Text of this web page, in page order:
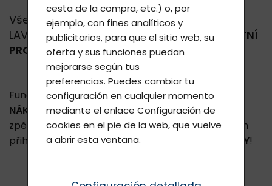
Všem REGISTROVANÝM OSOBÁM
LAVYcosmetics.com,je aktivován VĚRNOSTNÍ
PROGRAM.
Funguje to tak, že se VámZPĚTNĚ SČÍTAJÍ VAŠE
NÁKUPYapodle dosaženého obratu za jeden rok
zpětně
, se VámAUTOMATICKYnastaví, po Vašem
přihlášení v eshopu,VAŠE O SLEVU PONÍŽENÉ CENY!
cesta de la compra, etc.) o, por
ejemplo, con fines analíticos y
publicitarios, para que el sitio web, su
oferta y sus funciones puedan
mejorarse según tus
preferencias. Puedes cambiar tu
configuración en cualquier momento
mediante el enlace Configuración de
cookies en el pie de la web, que vuelve
a abrir esta ventana.